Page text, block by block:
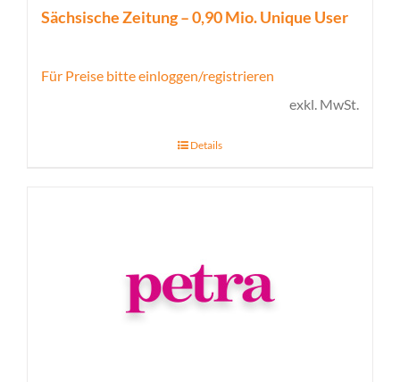
Sächsische Zeitung – 0,90 Mio. Unique User
Für Preise bitte einloggen/registrieren
exkl. MwSt.
Details